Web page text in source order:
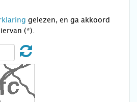
gelezen, en ga akkoord
(*).